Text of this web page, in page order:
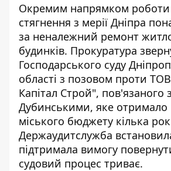
Окремим напрямком роботи
стягнення з мерії Дніпра
за неналежний ремонт
будинків. Прокуратура
Господарського суду
області з позовом проти
Капітал Строй", пов'язаного
Дубинськими, яке отримало
міського бюджету кілька
Держаудитслужба
підтримала вимогу
судовий процес триває.